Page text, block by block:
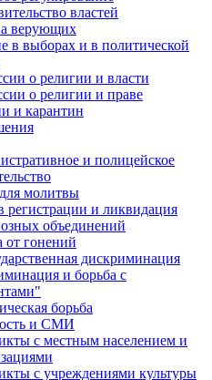
властей
верующих
в выборах и в политической
о религии и власти
о религии и праве
и карантин
и полицейское
молитвы
регистрации и ликвидация
объединений
от гонений
дискриминация
и борьба с
борьба
и СМИ
с местным населением и
с учреждениями культуры